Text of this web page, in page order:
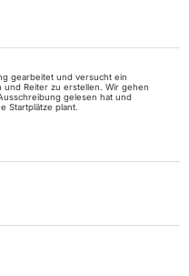
gearbeitet und versucht ein
Reiter zu erstellen. Wir gehen
gelesen hat und
Startplätze plant.